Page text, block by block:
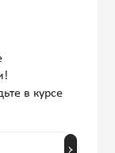
в курсе